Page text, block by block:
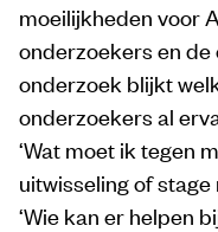
moeilijkheden voor
onderzoekers en
onderzoek blijkt
onderzoekers al
‘Wat moet ik tegen
uitwisseling of stage
‘Wie kan er helpen